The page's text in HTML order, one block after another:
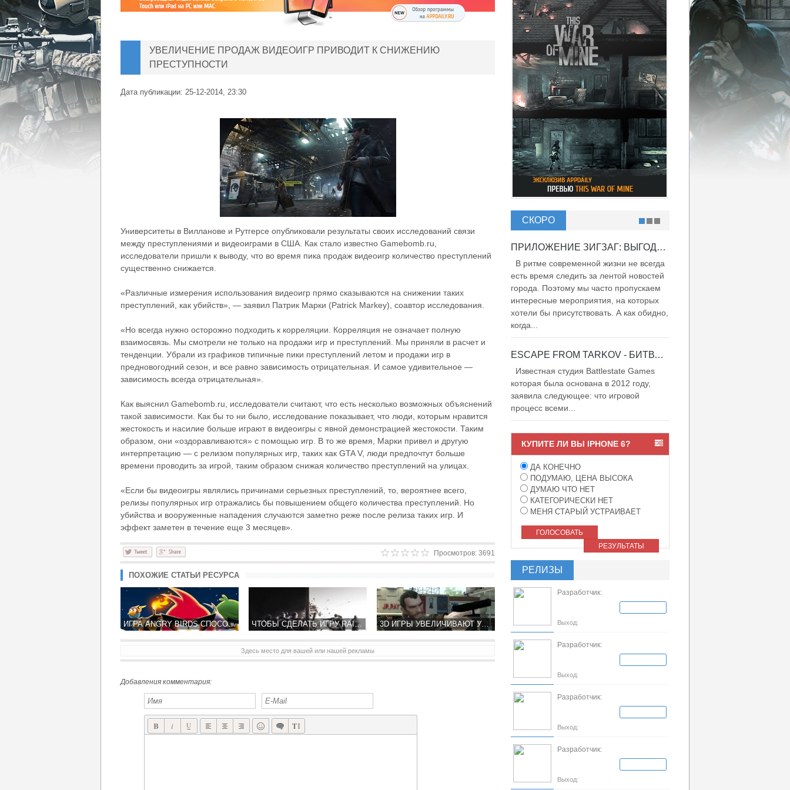
УВЕЛИЧЕНИЕ ПРОДАЖ ВИДЕОИГР ПРИВОДИТ К СНИЖЕНИЮ
ПРЕСТУПНОСТИ
Дата публикации: 25-12-2014, 23:30
Университеты в Вилланове и Рутгерсе опубликовали результаты своих исследований связи
между преступлениями и видеоиграми в США. Как стало известно Gamebomb.ru,
исследователи пришли к выводу, что во время пика продаж видеоигр количество преступлений
существенно снижается.
«Различные измерения использования видеоигр прямо сказываются на снижении таких
преступлений, как убийств», — заявил Патрик Марки (Patrick Markey), соавтор исследования.
«Но всегда нужно осторожно подходить к корреляции. Корреляция не означает полную
взаимосвязь. Мы смотрели не только на продажи игр и преступлений. Мы приняли в расчет и
тенденции. Убрали из графиков типичные пики преступлений летом и продажи игр в
предновогодний сезон, и все равно зависимость отрицательная. И самое удивительное —
зависимость всегда отрицательная».
Как выяснил Gamebomb.ru, исследователи считают, что есть несколько возможных объяснений
такой зависимости. Как бы то ни было, исследование показывает, что люди, которым нравится
жестокость и насилие больше играют в видеоигры с явной демонстрацией жестокости. Таким
образом, они «оздоравливаются» с помощью игр. В то же время, Марки привел и другую
интерпретацию — с релизом популярных игр, таких как GTA V, люди предпочтут больше
времени проводить за игрой, таким образом снижая количество преступлений на улицах.
«Если бы видеоигры являлись причинами серьезных преступлений, то, вероятнее всего,
релизы популярных игр отражались бы повышением общего количества преступлений. Но
убийства и вооруженные нападения случаются заметно реже после релиза таких игр. И
эффект заметен в течение еще 3 месяцев».
Просмотров: 3691
ПОХОЖИЕ СТАТЬИ РЕСУРСА
ИГРА ANGRY BIRDS СПОСОБСТВУЕТ СНИЖЕНИЮ АППЕТТИТА У ГЕЙМЕРОВ ЧТОБЫ СДЕЛАТЬ ИГРУ RAINBOW SIX: SIEGE РЕАЛИСТИЧНЕЕ, РАЗРАБОТЧИКИ ИЗУЧАЛИ ОСВОБОЖДЕНИЕ ЗАЛОЖНИКОВ В РЕАЛЕ 3D ИГРЫ УВЕЛИЧИВАЮТ УРОВЕНЬ РАЗДРАЖИТЕЛЬНОСТИ И АГРЕССИИ ГЕЙМЕРОВ
Здесь место для вашей или нашей рекламы
Добавления комментария:
СКОРО
ПРИЛОЖЕНИЕ ЗИГЗАГ: ВЫГОДНО ВДВОЙНЕ!
В ритме современной жизни не всегда
есть время следить за лентой новостей
города. Поэтому мы часто пропускаем
интересные мероприятия, на которых
хотели бы присутствовать. А как обидно,
когда...
ESCAPE FROM TARKOV - БИТВА ЗА ТАРКОВ
Известная студия Battlestate Games
которая была основана в 2012 году,
заявила следующее: что игровой
процесс всеми...
КУПИТЕ ЛИ ВЫ IPHONE 6?
ДА КОНЕЧНО
ПОДУМАЮ, ЦЕНА ВЫСОКА
ДУМАЮ ЧТО НЕТ
КАТЕГОРИЧЕСКИ НЕТ
МЕНЯ СТАРЫЙ УСТРАИВАЕТ
ГОЛОСОВАТЬ
РЕЗУЛЬТАТЫ
РЕЛИЗЫ
Разработчик:
Выход:
Разработчик:
Выход:
Разработчик:
Выход:
Разработчик:
Выход: